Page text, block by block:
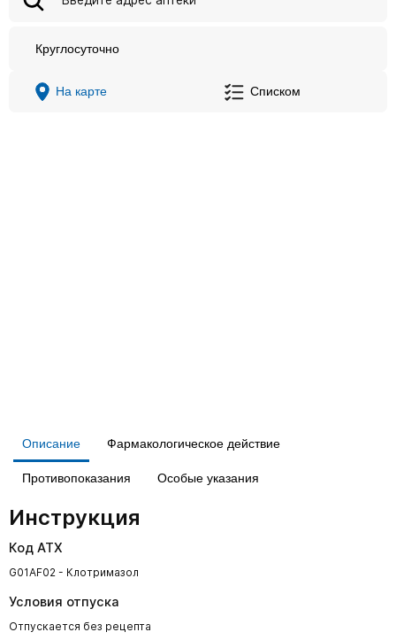
Круглосуточно
На карте Списком
Описание Фармакологическое действие
Противопоказания Особые указания
Инструкция
Код АТХ
G01AF02 - Клотримазол
Условия отпуска
Отпускается без рецепта